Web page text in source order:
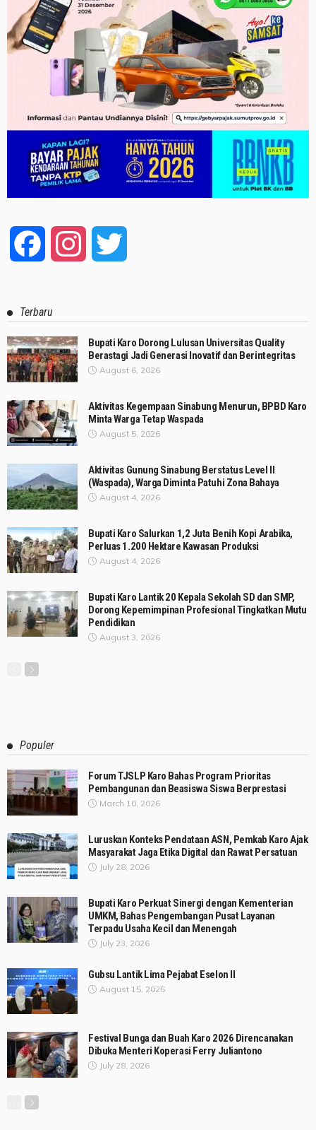
Facebook Instagram
Terbaru
Bupati Karo Dorong Lulusan Universitas Quality
Berastagi Jadi Generasi Inovatif dan Berintegritas
August 6, 2026
Aktivitas Kegempaan Sinabung Menurun, BPBD Karo
Minta Warga Tetap Waspada
August 5, 2026
Aktivitas Gunung Sinabung Berstatus Level II
(Waspada), Warga Diminta Patuhi Zona Bahaya
August 4, 2026
Bupati Karo Salurkan 1,2 Juta Benih Kopi Arabika,
Perluas 1.200 Hektare Kawasan Produksi
August 4, 2026
Bupati Karo Lantik 20 Kepala Sekolah SD dan SMP,
Dorong Kepemimpinan Profesional Tingkatkan Mutu
Pendidikan
August 3, 2026
Populer
Forum TJSLP Karo Bahas Program Prioritas
Pembangunan dan Beasiswa Siswa Berprestasi
March 10, 2026
Luruskan Konteks Pendataan ASN, Pemkab Karo Ajak
Masyarakat Jaga Etika Digital dan Rawat Persatuan
July 28, 2026
Bupati Karo Perkuat Sinergi dengan Kementerian
UMKM, Bahas Pengembangan Pusat Layanan
Terpadu Usaha Kecil dan Menengah
July 23, 2026
Gubsu Lantik Lima Pejabat Eselon II
August 15, 2025
Festival Bunga dan Buah Karo 2026 Direncanakan
Dibuka Menteri Koperasi Ferry Juliantono
July 28, 2026